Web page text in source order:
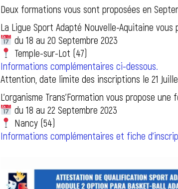
Deux formations vous sont proposées en
La Ligue Sport Adapté Nouvelle-Aquitaine
du 18 au 20 Septembre 2023
Temple-sur-Lot (47)
Informations complémentaires ci-dessous.
Attention, date limite des inscriptions le 21
L’organisme Trans’Formation vous propose
du 18 au 22 Septembre 2023
Nancy (54)
Informations complémentaires et fiche